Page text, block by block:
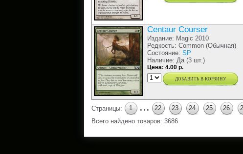
Centaur Courser
Издание: Magic 2010
Редкость: Common (Обычная)
Состояние: SP
Наличие: Да (3 шт.)
Цена: 4.00 р.
добавить в корзину
Страницы: 1 ... 22 23 24 25 26
Всего найдено товаров: 3686